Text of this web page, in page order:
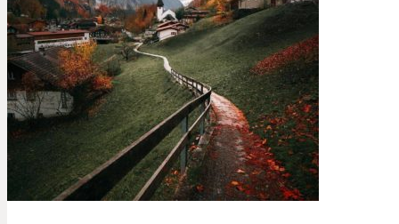
Контакти
ЗАМОВИТИ ТУР
русский